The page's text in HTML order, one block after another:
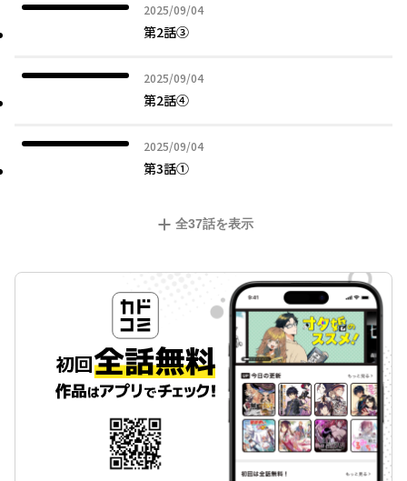
2025/09/04
2025年09月04日
第2話③
2025/09/04
2025年09月04日
第2話④
2025/09/04
2025年09月04日
第3話①
全37話を表示